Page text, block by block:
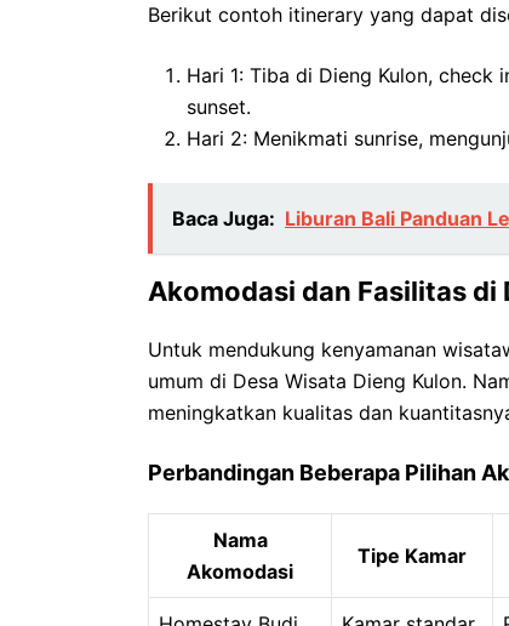
Berikut contoh itinerary yang dapat
Hari 1: Tiba di Dieng Kulon, check
sunset.
Hari 2: Menikmati sunrise,
Baca Juga: Liburan Bali Panduan
Akomodasi dan Fasilitas di
Untuk mendukung kenyamanan
umum di Desa Wisata Dieng Kulon.
meningkatkan kualitas dan
Perbandingan Beberapa Pilihan
Nama
Akomodasi
Tipe Kamar